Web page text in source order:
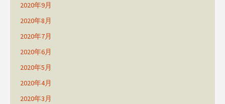
2020年9月
2020年8月
2020年7月
2020年6月
2020年5月
2020年4月
2020年3月